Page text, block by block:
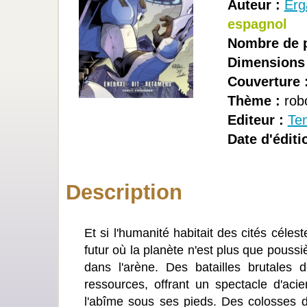
Auteur :
espagnol
Nombre de
Couverture
Thème :
Editeur :
Date
Description
Et si l'humanité habitait des cités
futur où la planète n'est plus que
dans l'arène. Des batailles brutales
ressources, offrant un spectacle
l'abîme sous ses pieds. Des colosses